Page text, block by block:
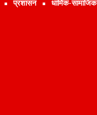
प्रशासन धार्मिक-सामाजिक